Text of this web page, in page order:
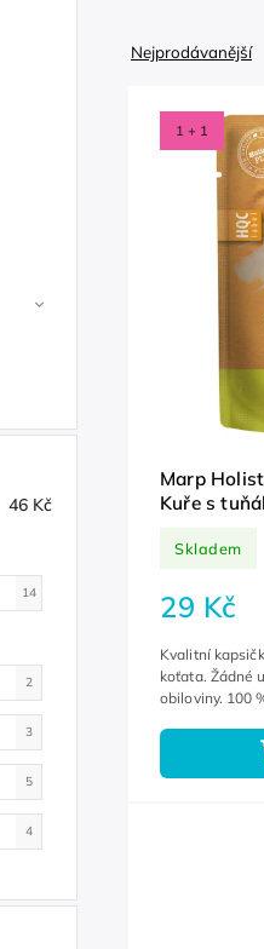
46 Kč
14
2
3
5
4
Nejprodávanější
1 + 1
Marp
Kuře s
Skladem
29 Kč
Kvalitní
koťata. Žádné
obiloviny. 100